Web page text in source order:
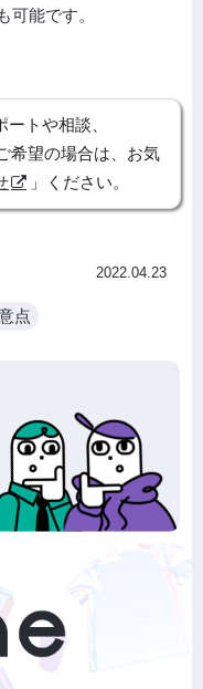
可能です。
トや相談、
希望の場合は、お気
」ください。
2022.04.23
点